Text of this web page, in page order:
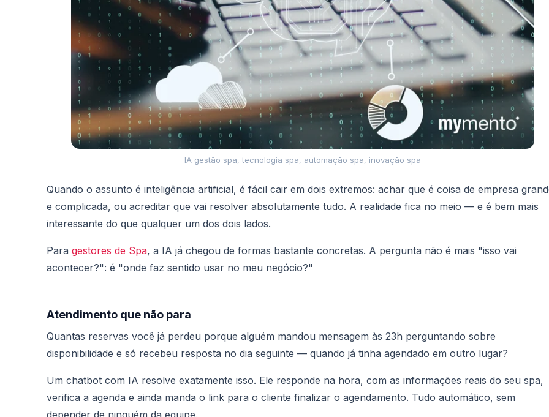
IA gestão spa, tecnologia spa, automação spa, inovação spa
Quando o assunto é inteligência artificial, é fácil cair em dois extremos: achar que é coisa de empresa
e complicada, ou acreditar que vai resolver absolutamente tudo. A realidade fica no meio — e é bem mais
interessante do que qualquer um dos dois lados.
Para gestores de Spa, a IA já chegou de formas bastante concretas. A pergunta não é mais "isso vai
acontecer?": é "onde faz sentido usar no meu negócio?"
Atendimento que não para
Quantas reservas você já perdeu porque alguém mandou mensagem às 23h perguntando sobre
disponibilidade e só recebeu resposta no dia seguinte — quando já tinha agendado em outro lugar?
Um chatbot com IA resolve exatamente isso. Ele responde na hora, com as informações reais do seu spa,
verifica a agenda e ainda manda o link para o cliente finalizar o agendamento. Tudo automático, sem
depender de ninguém da equipe.